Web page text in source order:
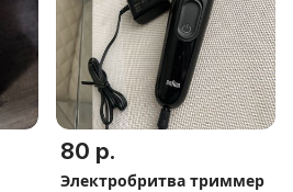
80 р.
Электробритва триммер